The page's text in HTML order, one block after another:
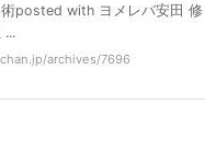
posted with ヨメレバ安田 修
...
archives/7696